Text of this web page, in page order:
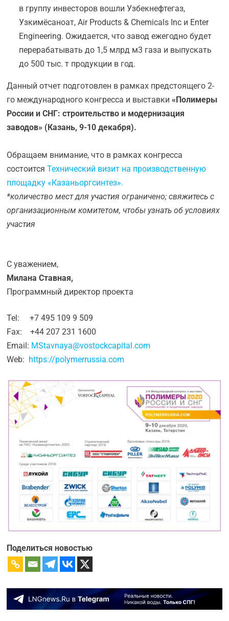
в группу инвесторов вошли Узбекнефтегаз,
Узкимёсаноат, Air Products & Chemicals Inc и Enter
Engineering. Ожидается, что завод ежегодно будет
перерабатывать до 1,5 млрд м3 газа и выпускать
до 500 тыс. т продукции в год.
Данный отчет подготовлен в рамках предстоящего 2-
го международного конгресса и выставки«Полимеры
России и СНГ: строительство и модернизация
заводов» (Казань, 9-10 декабря).
Обращаем внимание, что в рамках конгресса
состоитсяТехнический визит на производственную
площадку «Казаньоргсинтез».
*количество мест для участия ограничено; свяжитесь с
организационным комитетом, чтобы узнать об условиях
участия
С уважением,
Милана Ставная,
Программный директор проекта
Tel: +7 495 109 9 509
Fax: +44 207 231 1600
Email: MStavnaya@vostockcapital.com
Web: https://polymerrussia.com
Поделиться новостью